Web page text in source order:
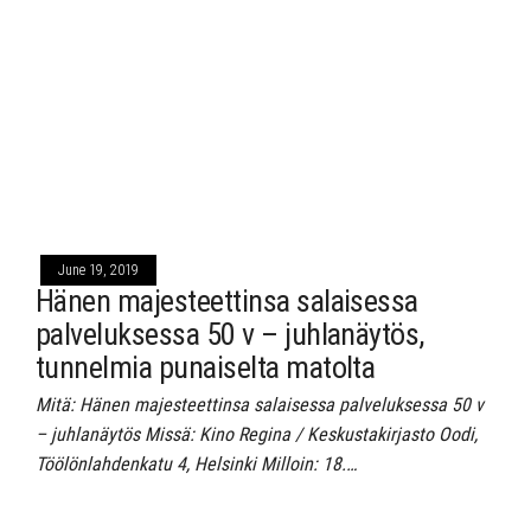
June 19, 2019
Hänen majesteettinsa salaisessa
palveluksessa 50 v – juhlanäytös,
tunnelmia punaiselta matolta
Mitä: Hänen majesteettinsa salaisessa palveluksessa 50 v
– juhlanäytös Missä: Kino Regina / Keskustakirjasto Oodi,
Töölönlahdenkatu 4, Helsinki Milloin: 18.…